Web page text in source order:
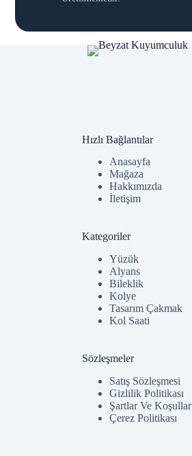
Hızlı Bağlantılar
Anasayfa
Mağaza
Hakkımızda
İletişim
Kategoriler
Yüzük
Alyans
Bileklik
Kolye
Tasarım Çakmak
Kol Saati
Sözleşmeler
Satış Sözleşmesi
Gizlilik Politikası
Şartlar Ve Koşullar
Çerez Politikası